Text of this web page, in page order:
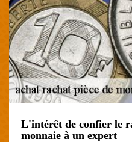
L'intérêt de confier le
monnaie à un expert